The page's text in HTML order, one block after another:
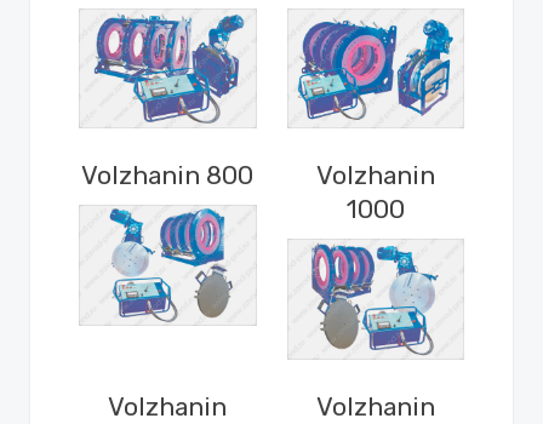
Volzhanin 800
Volzhanin
1000
Volzhanin
Volzhanin